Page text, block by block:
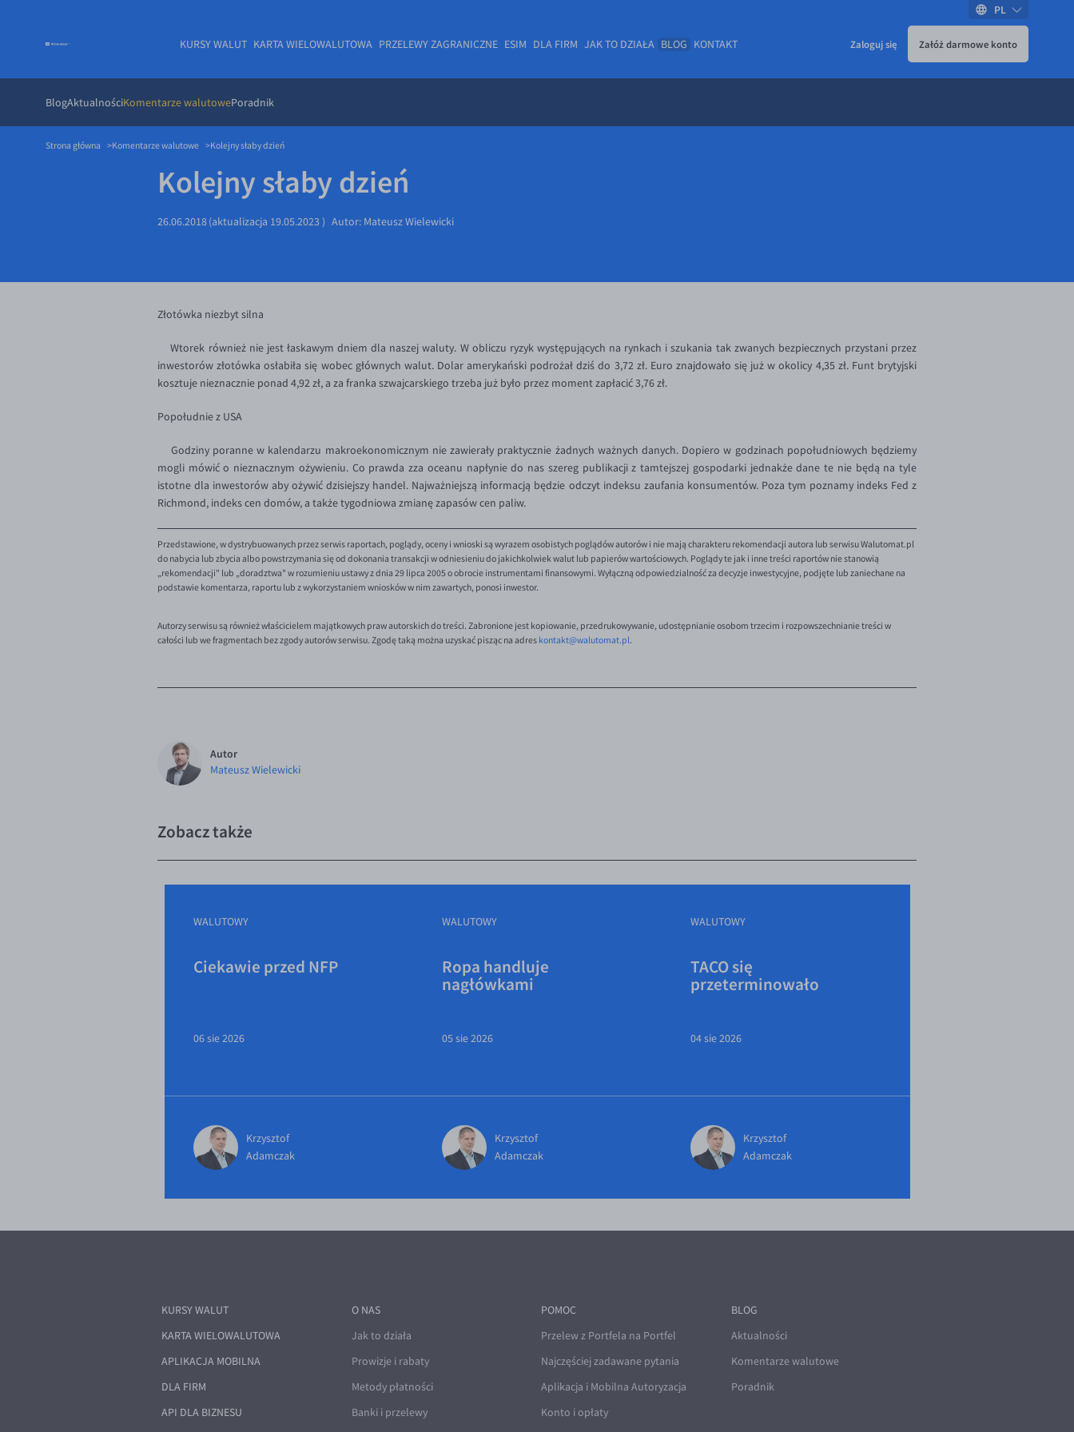
KURSY WALUT KARTA WIELOWALUTOWA PRZELEWY ZAGRANICZNE ESIM DLA FIRM JAK TO DZIAŁA BLOG
BlogAktualnościKomentarze walutowePoradnik
KONTAKT Zaloguj się Załóż darmowe konto
PL
Strona główna Komentarze walutowe Kolejny słaby dzień
Kolejny słaby dzień
26.06.2018(aktualizacja 19.05.2023 ) Autor: Mateusz Wielewicki
Złotówka niezbyt silna
Wtorek również nie jest łaskawym dniem dla naszej waluty. W obliczu ryzyk występujących na rynkach i szukania tak zwanych bezpiecznych przystani przez
inwestorów złotówka osłabiła się wobec głównych walut. Dolar amerykański podrożał dziś do 3,72 zł. Euro znajdowało się już w okolicy 4,35 zł. Funt brytyjski
kosztuje nieznacznie ponad 4,92 zł, a za franka szwajcarskiego trzeba już było przez moment zapłacić 3,76 zł.
Popołudnie z USA
Godziny poranne w kalendarzu makroekonomicznym nie zawierały praktycznie żadnych ważnych danych. Dopiero w godzinach popołudniowych będziemy
mogli mówić o nieznacznym ożywieniu. Co prawda zza oceanu napłynie do nas szereg publikacji z tamtejszej gospodarki jednakże dane te nie będą na tyle
istotne dla inwestorów aby ożywić dzisiejszy handel. Najważniejszą informacją będzie odczyt indeksu zaufania konsumentów. Poza tym poznamy indeks Fed z
Richmond, indeks cen domów, a także tygodniowa zmianę zapasów cen paliw.
Przedstawione, w dystrybuowanych przez serwis raportach, poglądy, oceny i wnioski są wyrazem osobistych poglądów autorów i nie mają charakteru rekomendacji autora lub serwisu Walutomat.pl
do nabycia lub zbycia albo powstrzymania się od dokonania transakcji w odniesieniu do jakichkolwiek walut lub papierów wartościowych. Poglądy te jak i inne treści raportów nie stanowią
„rekomendacji" lub „doradztwa" w rozumieniu ustawy z dnia 29 lipca 2005 o obrocie instrumentami finansowymi. Wyłączną odpowiedzialność za decyzje inwestycyjne, podjęte lub zaniechane na
podstawie komentarza, raportu lub z wykorzystaniem wniosków w nim zawartych, ponosi inwestor.
Autorzy serwisu są również właścicielem majątkowych praw autorskich do treści. Zabronione jest kopiowanie, przedrukowywanie, udostępnianie osobom trzecim i rozpowszechnianie treści w
całości lub we fragmentach bez zgody autorów serwisu. Zgodę taką można uzyskać pisząc na adres kontakt@walutomat.pl.
Autor
Mateusz Wielewicki
Zobacz także
WALUTOWY
Ciekawie przed NFP
06 sie 2026
Krzysztof
Adamczak
WALUTOWY
Ropa handluje
nagłówkami
05 sie 2026
Krzysztof
Adamczak
WALUTOWY
TACO się
przeterminowało
04 sie 2026
Krzysztof
Adamczak
KURSY WALUT
KARTA WIELOWALUTOWA
APLIKACJA MOBILNA
DLA FIRM
API DLA BIZNESU
O NAS
Jak to działa
Prowizje i rabaty
Metody płatności
Banki i przelewy
POMOC
Przelew z Portfela na Portfel
Najczęściej zadawane pytania
Aplikacja i Mobilna Autoryzacja
Konto i opłaty
BLOG
Aktualności
Komentarze walutowe
Poradnik